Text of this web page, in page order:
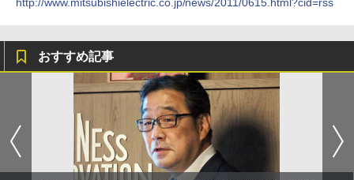
http://www.mitsubishielectric.co.jp/news/2011/0615.html?cid=rss
おすすめ記事